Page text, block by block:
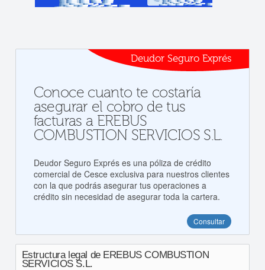
Deudor Seguro Exprés
Conoce cuanto te costaría
asegurar el cobro de tus
facturas a EREBUS
COMBUSTION SERVICIOS S.L.
Deudor Seguro Exprés es una póliza de crédito
comercial de Cesce exclusiva para nuestros clientes
con la que podrás asegurar tus operaciones a
crédito sin necesidad de asegurar toda la cartera.
Consultar
Estructura legal de EREBUS COMBUSTION
SERVICIOS S.L.